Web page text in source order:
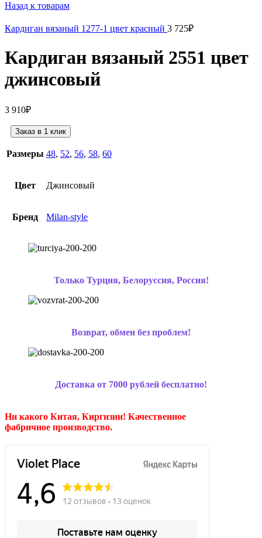
Назад к товарам
Кардиган вязаный 1277-1 цвет красный 3 725₽
Кардиган вязаный 2551 цвет
джинсовый
3 910₽
Заказ в 1 клик
Размеры 48, 52, 56, 58, 60
Цвет Джинсовый
Бренд Milan-style
Только Турция, Белоруссия, Россия!
Возврат, обмен без проблем!
Доставка от 7000 рублей бесплатно!
Ни какого Китая, Киргизии! Качественное
фабричное производство.